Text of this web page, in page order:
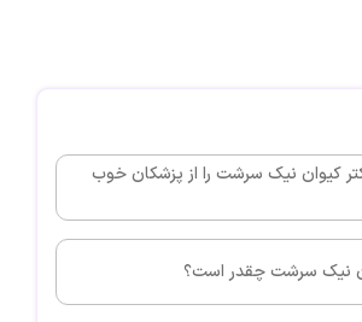
چطور می‌توانم نوبت دکتر کیوان نیک سرشت را از پزشکان خوب
چقدر است؟